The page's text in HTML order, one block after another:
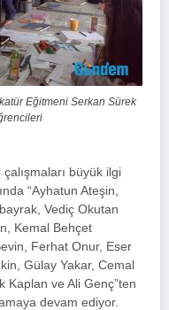
Eğitmeni Serkan Sürek
büyük ilgi
“Ayhatun Ateşin,
Vediç Okutan
Kemal Behçet
Ferhat Onur, Eser
Gülay Yakar, Cemal
Kaplan ve Ali Genç”ten
devam ediyor.